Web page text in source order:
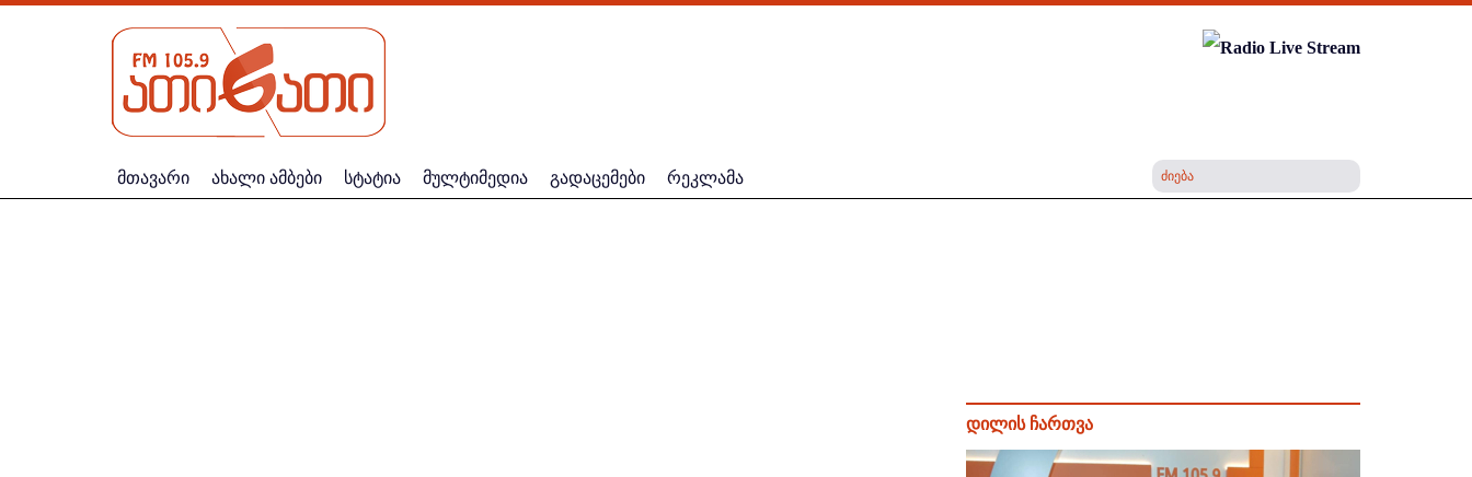
მთავარი ახალი ამბები სტატია მულტიმედია გადაცემები რეკლამა
დილის ჩართვა